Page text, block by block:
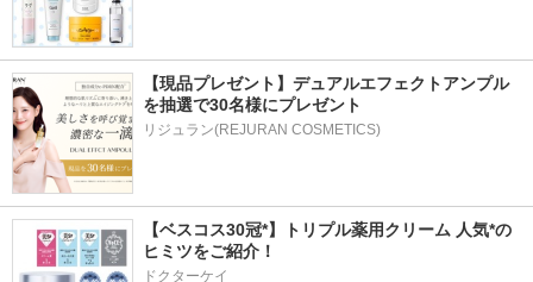
【現品プレゼント】デュアルエフェクトアンプル
を抽選で30名様にプレゼント
リジュラン(REJURAN COSMETICS)
【ベスコス30冠*】トリプル薬用クリーム 人気*の
ヒミツをご紹介！
ドクターケイ